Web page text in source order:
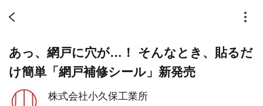
株式会社小久保工業所
あっ、網戸に穴が…！ そんなとき、貼るだ
け簡単「網戸補修シール」新発売